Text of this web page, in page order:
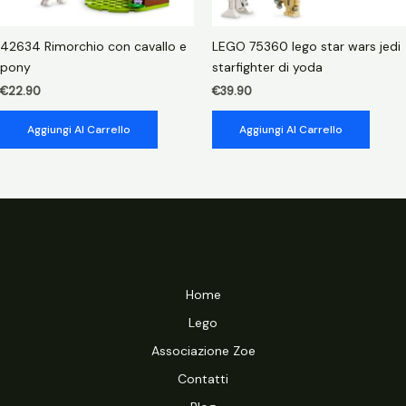
42634 Rimorchio con cavallo e
pony
€22.90
Aggiungi Al Carrello
LEGO 75360 lego star wars jedi
starfighter di yoda
€39.90
Aggiungi Al Carrello
Home
Lego
Associazione Zoe
Contatti